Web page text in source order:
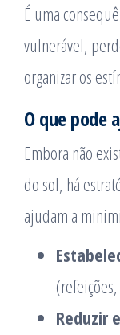
É uma
vulnerável,
organizar os
O que pode
Embora não
do sol, há
ajudam a
Reduzir